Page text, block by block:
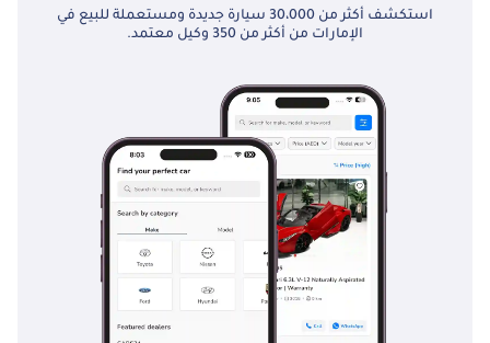
استكشف أكثر من 30،000 سيارة جديدة ومستعملة للبيع في
الإمارات من أكثر من 350 وكيل معتمد.